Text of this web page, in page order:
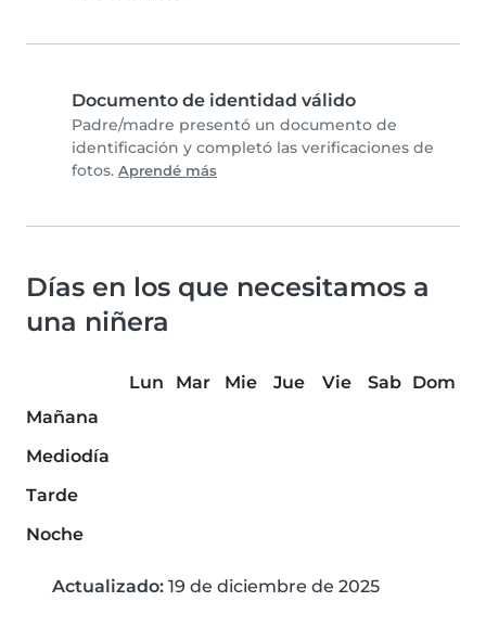
Documento de identidad válido
Padre/madre presentó un documento de
identificación y completó las verificaciones de
fotos. Aprendé más
Días en los que necesitamos a
una niñera
Lun Mar Mie Jue Vie Sab
Dom
Mañana
Mediodía
Tarde
Noche
Actualizado: 19 de diciembre de 2025